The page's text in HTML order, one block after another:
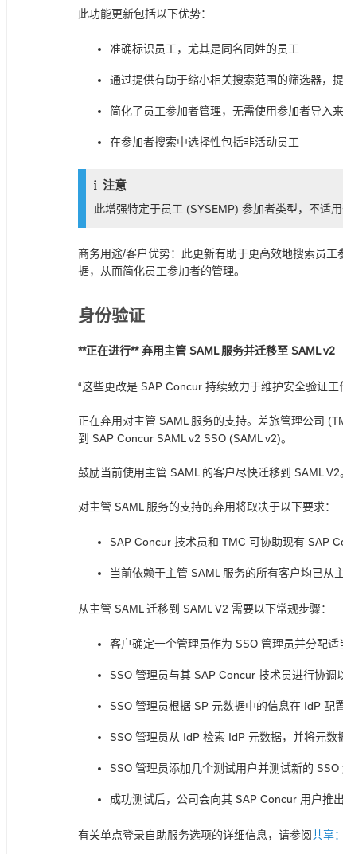
此功能更新包括以下优势：
准确标识员工，尤其是同名同姓的员工
通过提供有助于缩小相关搜索范围的筛选器，
简化了员工参加者管理，无需使用参加者导入
在参加者搜索中选择性包括非活动员工
注意
此增强特定于员工 (SYSEMP) 参加者类型，不适
商务用途/客户优势：此更新有助于更高效地搜索员
据，从而简化员工参加者的管理。
身份验证
**正在进行** 弃用主管 SAML 服务并迁移至 SAML v2
“这些更改是 SAP Concur 持续致力于维护安全验证工
正在弃用对主管 SAML 服务的支持。差旅管理公司
到 SAP Concur SAML v2 SSO (SAML v2)。
鼓励当前使用主管 SAML 的客户尽快迁移到 SAML V2
对主管 SAML 服务的支持的弃用将取决于以下要求：
SAP Concur 技术员和 TMC 可协助现有 SAP
当前依赖于主管 SAML 服务的所有客户均已从
从主管 SAML 迁移到 SAML V2 需要以下常规步骤：
客户确定一个管理员作为 SSO 管理员并分配适
SSO 管理员与其 SAP Concur 技术员进行协调
SSO 管理员根据 SP 元数据中的信息在 IdP 配
SSO 管理员从 IdP 检索 IdP 元数据，并将元数
SSO 管理员添加几个测试用户并测试新的 SSO
成功测试后，公司会向其 SAP Concur 用户推出
有关单点登录自助服务选项的详细信息，请参阅共享